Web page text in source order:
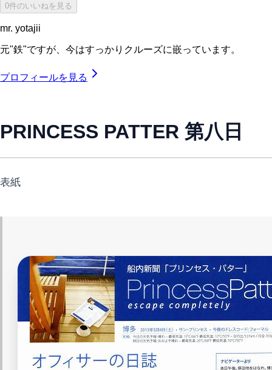
0件のいいねを見る
mr. yotajii
元"鉄"ですが、今はすっかりクルーズに嵌っています。
プロフィールを見る
PRINCESS PATTER 第八日
表紙